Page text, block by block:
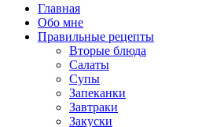
Главная
Обо мне
Правильные рецепты
Вторые блюда
Салаты
Супы
Запеканки
Завтраки
Закуски